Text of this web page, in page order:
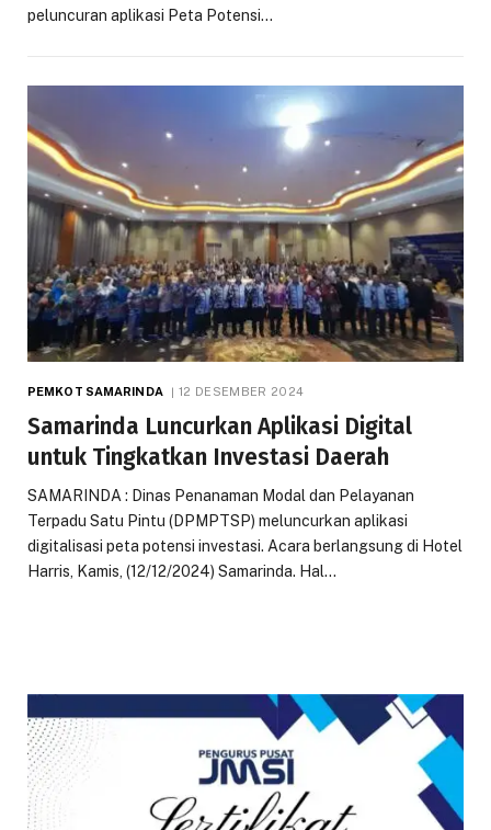
peluncuran aplikasi Peta Potensi…
PEMKOT SAMARINDA 12 DESEMBER 2024
Samarinda Luncurkan Aplikasi Digital
untuk Tingkatkan Investasi Daerah
SAMARINDA : Dinas Penanaman Modal dan Pelayanan
Terpadu Satu Pintu (DPMPTSP) meluncurkan aplikasi
digitalisasi peta potensi investasi. Acara berlangsung di Hotel
Harris, Kamis, (12/12/2024) Samarinda. Hal…